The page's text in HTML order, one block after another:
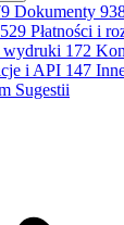
Dokumenty
529 Płatności i
wydruki 172
i API 147
Sugestii